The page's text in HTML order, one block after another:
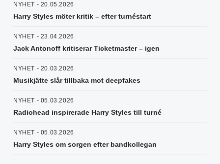
NYHET - 20.05.2026
Harry Styles möter kritik – efter turnéstart
NYHET - 23.04.2026
Jack Antonoff kritiserar Ticketmaster – igen
NYHET - 20.03.2026
Musikjätte slår tillbaka mot deepfakes
NYHET - 05.03.2026
Radiohead inspirerade Harry Styles till turné
NYHET - 05.03.2026
Harry Styles om sorgen efter bandkollegan